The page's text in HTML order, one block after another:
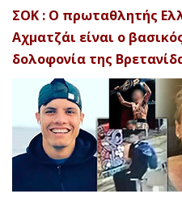
ΣΟΚ : Ο πρωταθλητής
Αχματζάι είναι ο
δολοφονία της